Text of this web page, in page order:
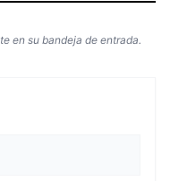
en su bandeja de entrada.